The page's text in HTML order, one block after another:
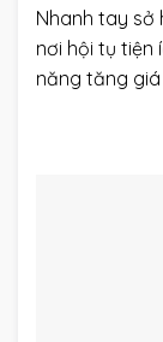
Nhanh tay sở
nơi hội tụ tiện
năng tăng